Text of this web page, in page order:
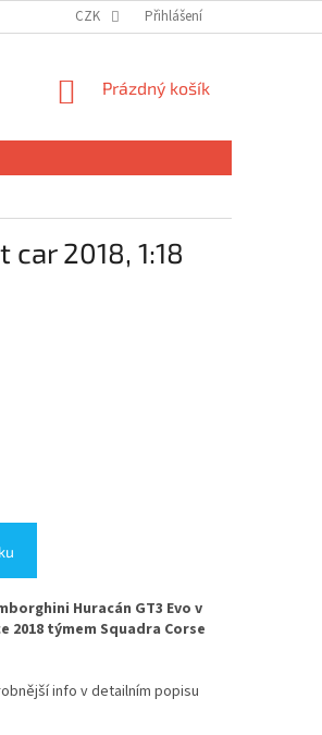
CZK Přihlášení
NÁKUPNÍ
Prázdný košík
2018, 1:18
Huracán GT3 Evo v
2018 týmem Squadra Corse
info v detailním popisu